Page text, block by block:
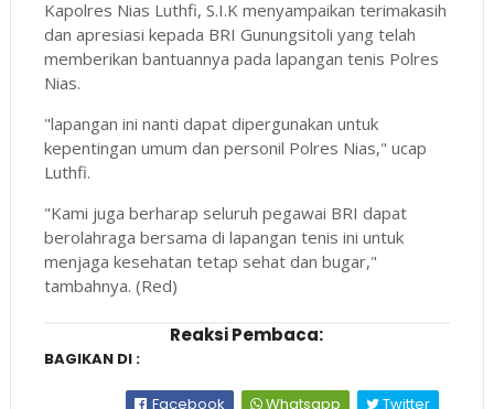
Kapolres Nias Luthfi, S.I.K menyampaikan terimakasih
dan apresiasi kepada BRI Gunungsitoli yang telah
memberikan bantuannya pada lapangan tenis Polres
Nias.
"lapangan ini nanti dapat dipergunakan untuk
kepentingan umum dan personil Polres Nias," ucap
Luthfi.
"Kami juga berharap seluruh pegawai BRI dapat
berolahraga bersama di lapangan tenis ini untuk
menjaga kesehatan tetap sehat dan bugar,"
tambahnya. (Red)
Reaksi Pembaca:
BAGIKAN DI :
Facebook Whatsapp
Twitter